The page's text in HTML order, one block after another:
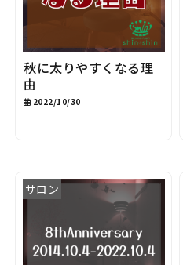
秋に太りやすくなる理
由
2022/10/30
サロン